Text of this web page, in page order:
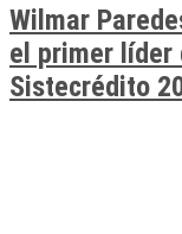
Wilmar
el primer líder
Sistecrédito